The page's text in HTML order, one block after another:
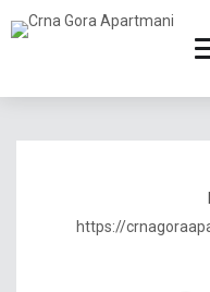
https://